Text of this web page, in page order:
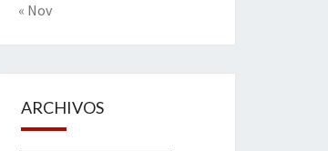
« Nov
ARCHIVOS